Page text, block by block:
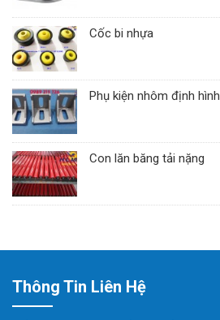
Cốc bi nhựa
Phụ kiện nhôm định hình
Con lăn băng tải nặng
Thông Tin Liên Hệ